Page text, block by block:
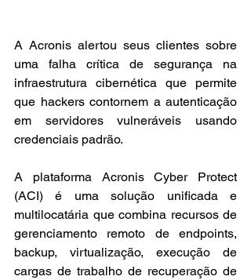
A Acronis alertou seus clientes sobre
uma falha crítica de segurança na
infraestrutura cibernética que permite
que hackers contornem a autenticação
em servidores vulneráveis usando
credenciais padrão.
A plataforma Acronis Cyber Protect
(ACI) é uma solução unificada e
multilocatária que combina recursos de
gerenciamento remoto de endpoints,
backup, virtualização, execução de
cargas de trabalho de recuperação de